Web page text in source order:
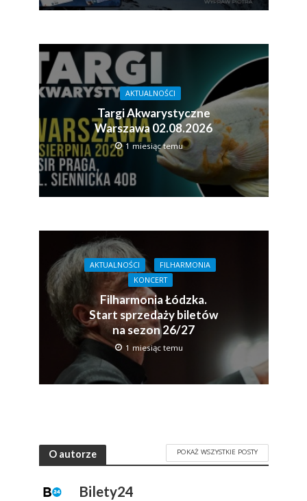
AKTUALNOŚCI
Targi Akwarystyczne
Warszawa 02.08.2026
1 miesiąc temu
AKTUALNOŚCI
FILHARMONIA
KONCERT
Filharmonia Łódzka.
Start sprzedaży biletów
na sezon 26/27
1 miesiąc temu
O autorze POKAŻ WSZYSTKIE POSTY
Bilety24